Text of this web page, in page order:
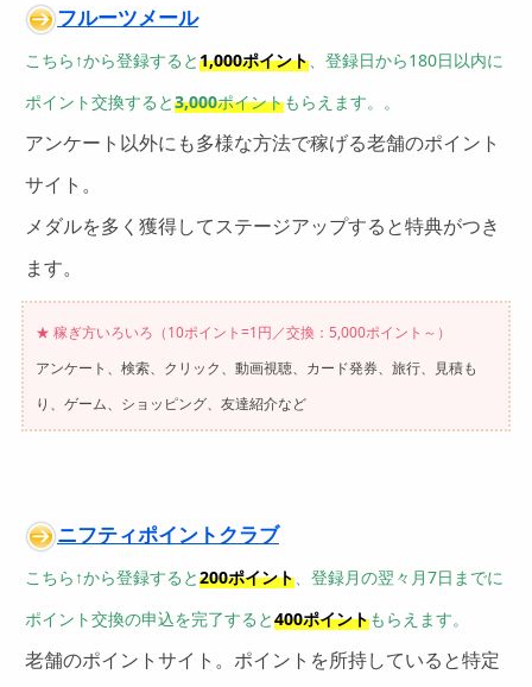
フルーツメール
こちら↑から登録すると1,000ポイント、登録日から180日以内に
ポイント交換すると3,000ポイントもらえます。。
アンケート以外にも多様な方法で稼げる老舗のポイント
サイト。
メダルを多く獲得してステージアップすると特典がつき
ます。
★ 稼ぎ方いろいろ（10ポイント=1円／交換：5,000ポイント～）
アンケート、検索、クリック、動画視聴、カード発券、旅行、見積も
り、ゲーム、ショッピング、友達紹介など
ニフティポイントクラブ
こちら↑から登録すると200ポイント、登録月の翌々月7日までに
ポイント交換の申込を完了すると400ポイントもらえます。
老舗のポイントサイト。ポイントを所持していると特定